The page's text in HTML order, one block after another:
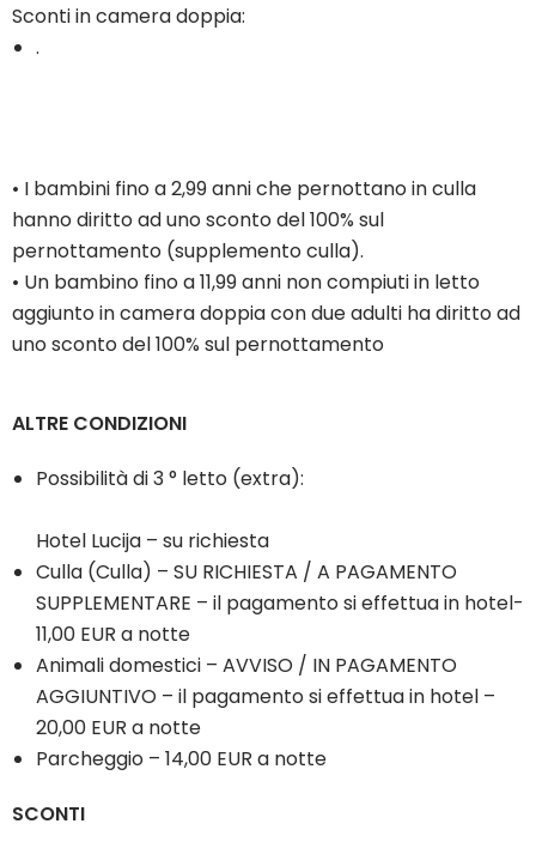
Sconti in camera doppia:
.
• I bambini fino a 2,99 anni che pernottano in culla
hanno diritto ad uno sconto del 100% sul
pernottamento (supplemento culla).
• Un bambino fino a 11,99 anni non compiuti in letto
aggiunto in camera doppia con due adulti ha diritto ad
uno sconto del 100% sul pernottamento
ALTRE CONDIZIONI
Possibilità di 3 ° letto (extra):
Hotel Lucija – su richiesta
Culla (Culla) – SU RICHIESTA / A PAGAMENTO
SUPPLEMENTARE – il pagamento si effettua in hotel-
11,00 EUR a notte
Animali domestici – AVVISO / IN PAGAMENTO
AGGIUNTIVO – il pagamento si effettua in hotel –
20,00 EUR a notte
Parcheggio – 14,00 EUR a notte
SCONTI